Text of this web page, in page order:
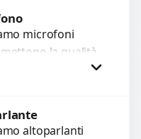
microfoni
la qualità
o delle
e ricambi
altoparlanti